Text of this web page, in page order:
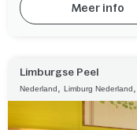
Meer info
Limburgse Peel
Nederland Limburg Nederland